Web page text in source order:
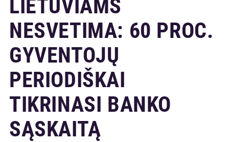
LIETUVIAMS
NESVETIMA: 60 PROC.
GYVENTOJŲ
PERIODIŠKAI
TIKRINASI BANKO
SĄSKAITĄ